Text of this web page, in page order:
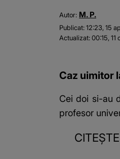
Autor: M. P.
Publicat:12:23, 15
Actualizat:00:15,
Caz uimitor
Cei doi si-au
profesor